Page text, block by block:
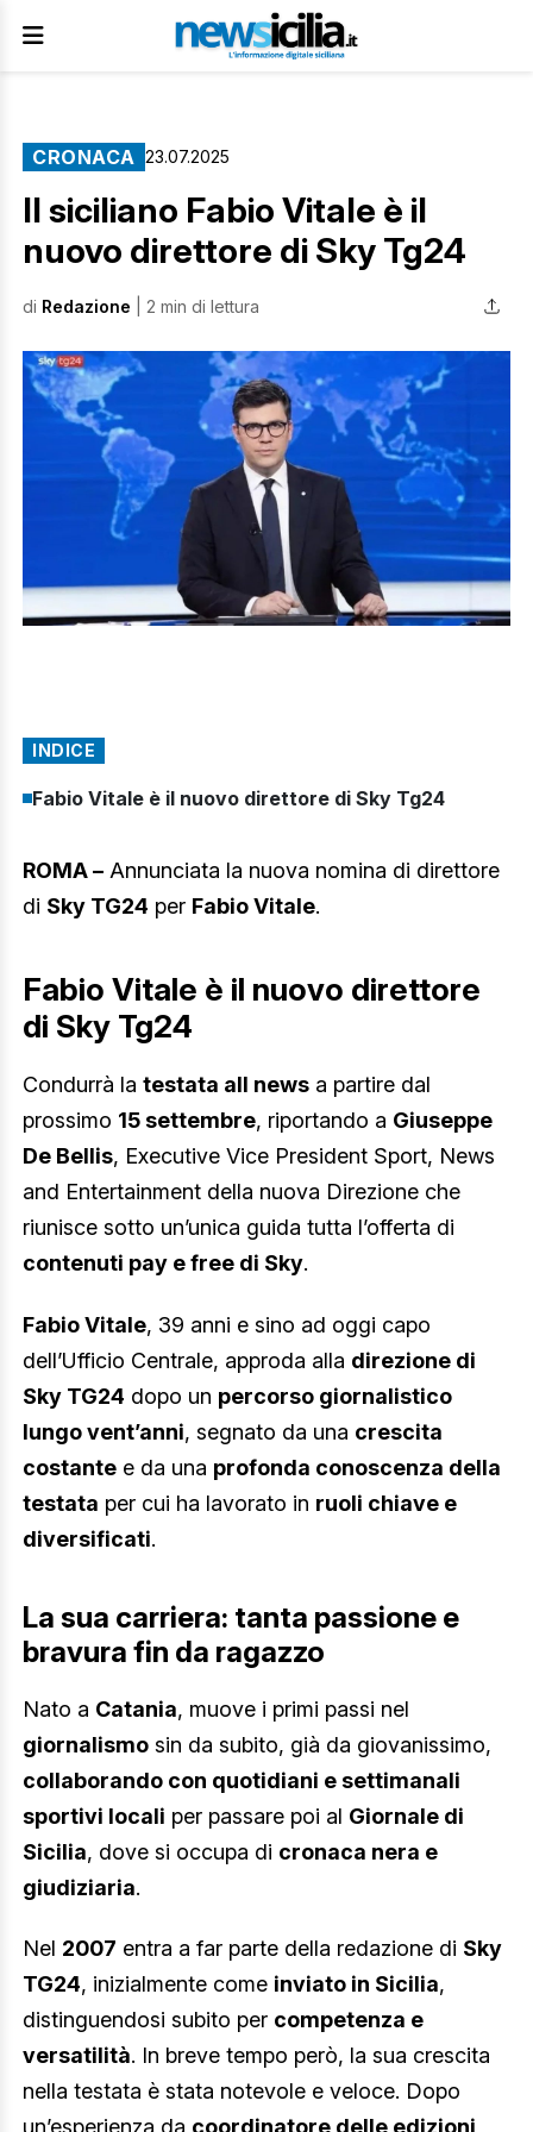
CRONACA 23.07.2025
Il siciliano Fabio Vitale è il
nuovo direttore di Sky Tg24
di Redazione | 2 min di lettura
INDICE
Fabio Vitale è il nuovo direttore di Sky Tg24
ROMA – Annunciata la nuova nomina di direttore
di Sky TG24 per Fabio Vitale.
Fabio Vitale è il nuovo direttore
di Sky Tg24
Condurrà la testata all news a partire dal
prossimo 15 settembre, riportando a Giuseppe
De Bellis, Executive Vice President Sport, News
and Entertainment della nuova Direzione che
riunisce sotto un’unica guida tutta l’offerta di
contenuti pay e free di Sky.
Fabio Vitale, 39 anni e sino ad oggi capo
dell’Ufficio Centrale, approda alla direzione di
Sky TG24 dopo un percorso giornalistico
lungo vent’anni, segnato da una crescita
costante e da una profonda conoscenza della
testata per cui ha lavorato in ruoli chiave e
diversificati.
La sua carriera: tanta passione e
bravura fin da ragazzo
Nato a Catania, muove i primi passi nel
giornalismo sin da subito, già da giovanissimo,
collaborando con quotidiani e settimanali
sportivi locali per passare poi al Giornale di
Sicilia, dove si occupa di cronaca nera e
giudiziaria.
Nel 2007 entra a far parte della redazione di Sky
TG24, inizialmente come inviato in Sicilia,
distinguendosi subito per competenza e
versatilità. In breve tempo però, la sua crescita
nella testata è stata notevole e veloce. Dopo
un’esperienza da coordinatore delle edizioni